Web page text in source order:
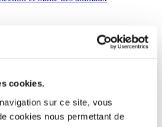
cookies.
sur ce site, vous
cookies nous permettant de